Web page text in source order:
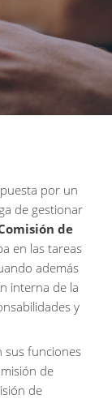
por un
de gestionar
de
en las tareas
además
interna de la
y
sus funciones
de
de